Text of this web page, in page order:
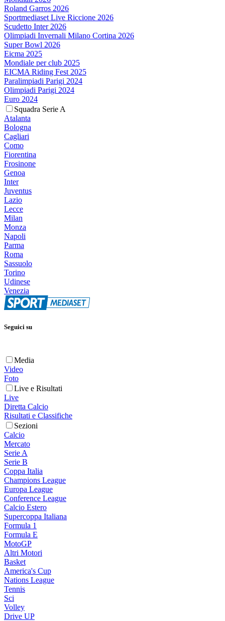
Roland Garros 2026
Sportmediaset Live Riccione 2026
Scudetto Inter 2026
Olimpiadi Invernali Milano Cortina 2026
Super Bowl 2026
Eicma 2025
Mondiale per club 2025
EICMA Riding Fest 2025
Paralimpiadi Parigi 2024
Olimpiadi Parigi 2024
Euro 2024
Squadra Serie A
Atalanta
Bologna
Cagliari
Como
Fiorentina
Frosinone
Genoa
Inter
Juventus
Lazio
Lecce
Milan
Monza
Napoli
Parma
Roma
Sassuolo
Torino
Udinese
Venezia
Seguici su
Media
Video
Foto
Live e Risultati
Live
Diretta Calcio
Risultati e Classifiche
Sezioni
Calcio
Mercato
Serie A
Serie B
Coppa Italia
Champions League
Europa League
Conference League
Calcio Estero
Supercoppa Italiana
Formula 1
Formula E
MotoGP
Altri Motori
Basket
America's Cup
Nations League
Tennis
Sci
Volley
Drive UP